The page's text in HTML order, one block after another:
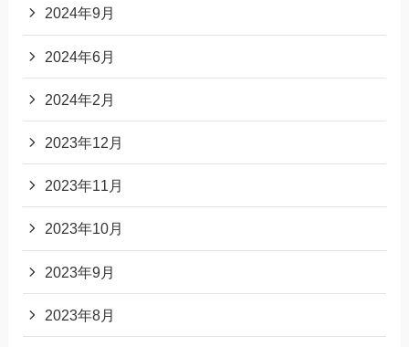
2024年9月
2024年6月
2024年2月
2023年12月
2023年11月
2023年10月
2023年9月
2023年8月